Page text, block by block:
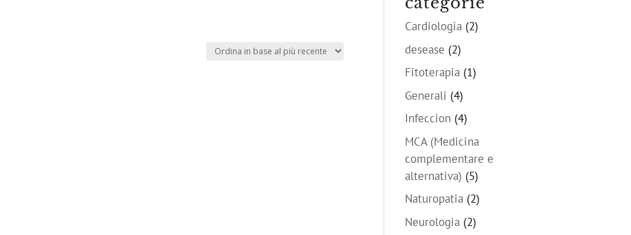
Cardiologia (2)
desease (2)
Fitoterapia (1)
Generali (4)
Infeccion (4)
MCA (Medicina
complementare e
alternativa) (5)
Naturopatia (2)
Neurologia (2)